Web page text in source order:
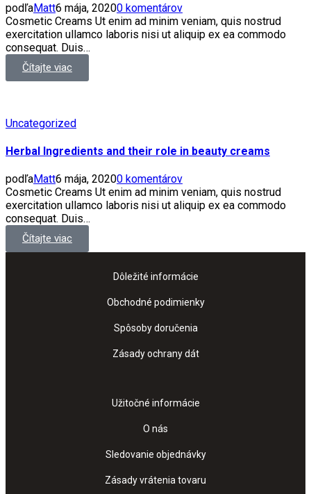
podľaMatt6 mája, 20200 komentárov
Cosmetic Creams Ut enim ad minim veniam, quis nostrud
exercitation ullamco laboris nisi ut aliquip ex ea commodo
consequat. Duis…
Čítajte viac
Uncategorized
Herbal Ingredients and their role in beauty creams
podľaMatt6 mája, 20200 komentárov
Cosmetic Creams Ut enim ad minim veniam, quis nostrud
exercitation ullamco laboris nisi ut aliquip ex ea commodo
consequat. Duis…
Čítajte viac
Dôležité informácie
Obchodné podimienky
Spôsoby doručenia
Zásady ochrany dát
Užitočné informácie
O nás
Sledovanie objednávky
Zásady vrátenia tovaru